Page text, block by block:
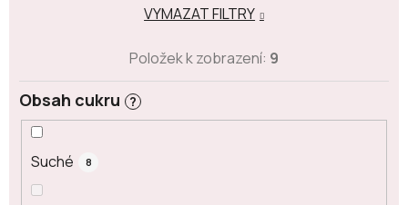
Obsah cukru ?
Suché 8
VYMAZAT FILTRY
Položek k zobrazení: 9